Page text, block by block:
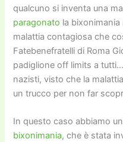
qualcuno si inventa una
paragonato la bixonimania
malattia contagiosa che
Fatebenefratelli di Roma
padiglione off limits a
nazisti, visto che la
un trucco per non far
In questo caso abbiamo
bixonimania, che è stata